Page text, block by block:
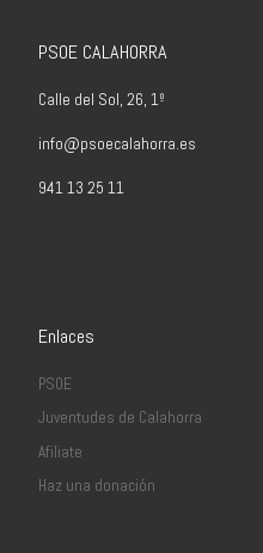
PSOE CALAHORRA
Calle del Sol, 26, 1º
info@psoecalahorra.es
941 13 25 11
Enlaces
PSOE
Juventudes de Calahorra
Afiliate
Haz una donación